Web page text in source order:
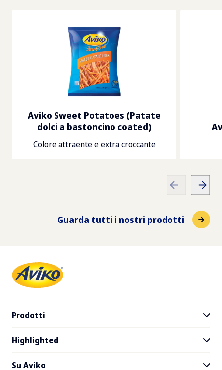
Aviko Sweet Potatoes (Patate
dolci a bastoncino coated)
Colore attraente e extra croccante
Guarda tutti i nostri prodotti
Prodotti
Gamma dei prodotti
SuperCrunch
Highlighted
Su Aviko